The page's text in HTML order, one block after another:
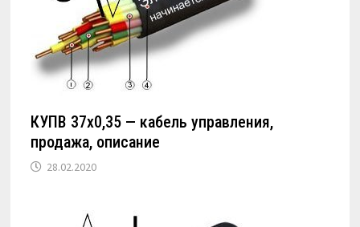
КУПВ 37х0,35 — кабель управления,
продажа, описание
28.02.2020